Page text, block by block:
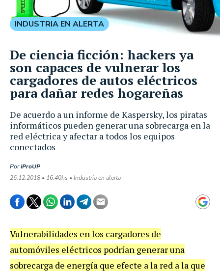
De acuerdo a un informe de Kaspersky, los piratas
informáticos pueden generar una sobrecarga en la
red eléctrica y afectar a todos los equipos
conectados
PoriProUP
26.12.2018 • 16:40hs • Industria en alerta
INDUSTRIA EN ALERTA
De ciencia ficción: hackers ya
son capaces de vulnerar los
cargadores de autos eléctricos
para dañar redes hogareñas
Vulnerabilidades en los cargadores de
automóviles eléctricos podrían generar una
sobrecarga de energía que efecte a la red a la que